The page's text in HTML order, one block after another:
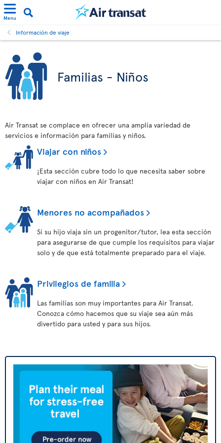
Menu
Información de viaje
Familias - Niños
Air Transat se complace en ofrecer una amplia variedad de
servicios e información para familias y niños.
Viajar con niños
¡Esta sección cubre todo lo que necesita saber sobre
viajar con niños en Air Transat!
Menores no acompañados
Si su hijo viaja sin un progenitor/tutor, lea esta sección
para asegurarse de que cumple los requisitos para viajar
solo y de que está totalmente preparado para el viaje.
Privilegios de familia
Las familias son muy importantes para Air Transat.
Conozca cómo hacemos que su viaje sea aún más
divertido para usted y para sus hijos.